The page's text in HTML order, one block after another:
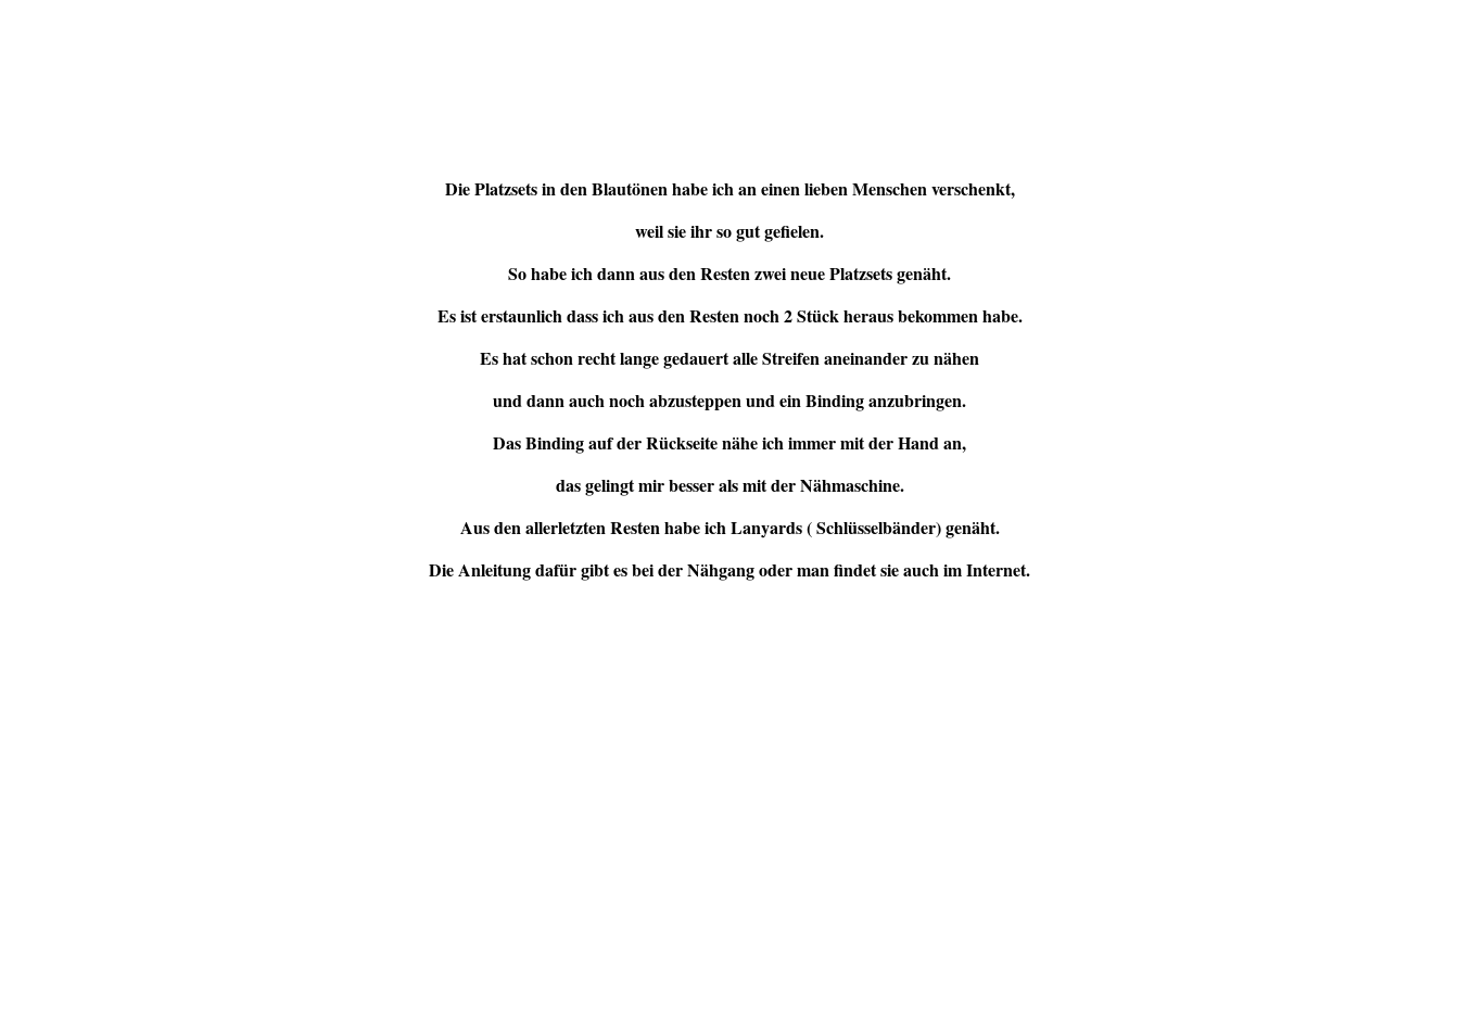
Die Platzsets in den Blautönen habe ich an einen lieben Menschen verschenkt,
weil sie ihr so gut gefielen.
So habe ich dann aus den Resten zwei neue Platzsets genäht.
Es ist erstaunlich dass ich aus den Resten noch 2 Stück heraus bekommen habe.
Es hat schon recht lange gedauert alle Streifen aneinander zu nähen
und dann auch noch abzusteppen und ein Binding anzubringen.
Das Binding auf der Rückseite nähe ich immer mit der Hand an,
das gelingt mir besser als mit der Nähmaschine.
Aus den allerletzten Resten habe ich Lanyards ( Schlüsselbänder) genäht.
Die Anleitung dafür gibt es bei der Nähgang oder man findet sie auch im Internet.